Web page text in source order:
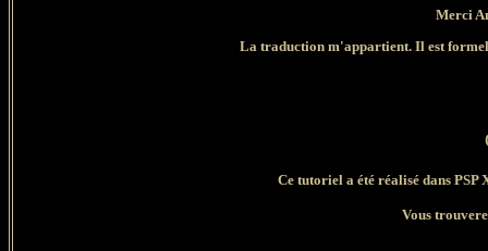
Merci
La traduction m'appartient. Il est
Ce tutoriel a été réalisé dans PSP
Vous